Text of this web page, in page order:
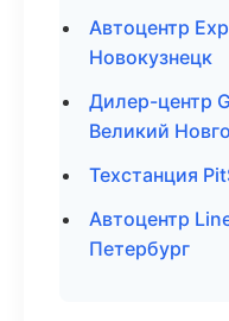
Автоцентр
Новокузнецк
Дилер-центр
Великий
Техстанция
Автоцентр
Петербург